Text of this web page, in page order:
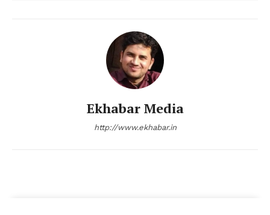
Ekhabar Media
http://www.ekhabar.in